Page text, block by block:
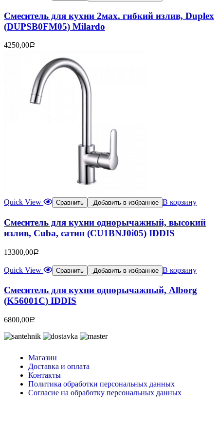
Смеситель для кухни 2мах. гибкий излив, Duplex
(DUPSB0FM05) Milardo
4250,00Р
Quick View Сравнить Добавить в избранное В корзину
Смеситель для кухни однорычажный, высокий
излив, Cuba, сатин (CU1BNJ0i05) IDDIS
13300,00Р
Quick View Сравнить Добавить в избранное В корзину
Смеситель для кухни однорычажный, Alborg
(K56001C) IDDIS
6800,00Р
Магазин
Доставка и оплата
Контакты
Политика обработки персональных данных
Согласие на обработку персональных данных